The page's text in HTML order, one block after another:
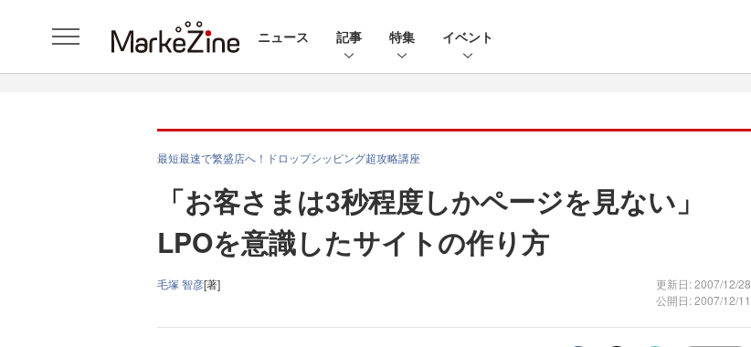
ニュース 記事 特集 イベント
最短最速で繁盛店へ！ドロップシッピング超攻略講座
「お客さまは3秒程度しかページを見ない」
LPOを意識したサイトの作り方
毛塚 智彦[著]
更新日: 2007/12/28
公開日: 2007/12/11